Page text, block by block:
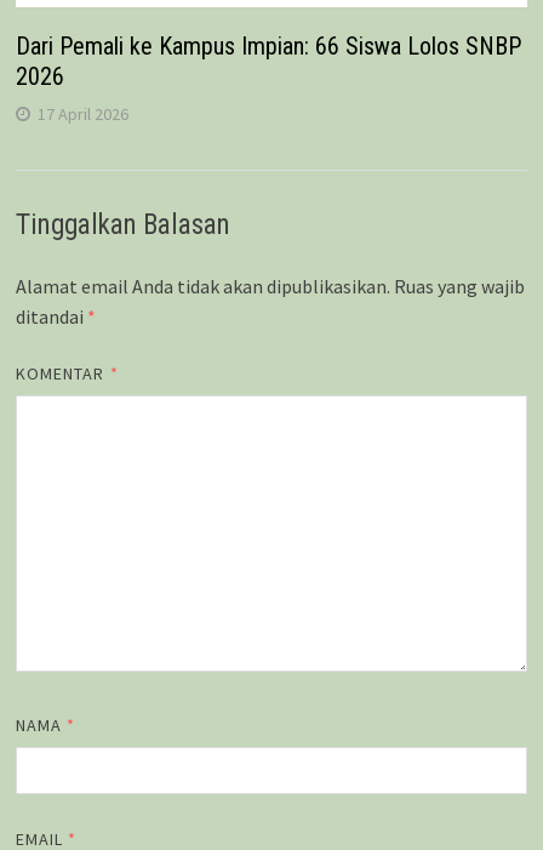
Dari Pemali ke Kampus Impian: 66 Siswa Lolos SNBP
2026
17 April 2026
Tinggalkan Balasan
Alamat email Anda tidak akan dipublikasikan. Ruas yang wajib
ditandai *
KOMENTAR *
NAMA *
EMAIL *